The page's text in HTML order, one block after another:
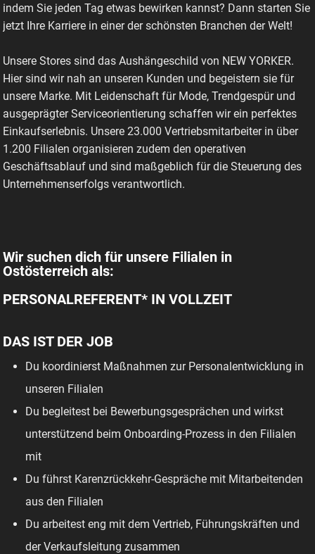
indem Sie jeden Tag etwas bewirken kannst? Dann starten Sie
jetzt Ihre Karriere in einer der schönsten Branchen der Welt!
Unsere Stores sind das Aushängeschild von NEW YORKER.
Hier sind wir nah an unseren Kunden und begeistern sie für
unsere Marke. Mit Leidenschaft für Mode, Trendgespür und
ausgeprägter Serviceorientierung schaffen wir ein perfektes
Einkaufserlebnis. Unsere 23.000 Vertriebsmitarbeiter in über
1.200 Filialen organisieren zudem den operativen
Geschäftsablauf und sind maßgeblich für die Steuerung des
Unternehmenserfolgs verantwortlich.
Wir suchen dich für unsere Filialen in
Ostösterreich als:
PERSONALREFERENT* IN VOLLZEIT
DAS IST DER JOB
Du koordinierst Maßnahmen zur Personalentwicklung in
unseren Filialen
Du begleitest bei Bewerbungsgesprächen und wirkst
unterstützend beim Onboarding-Prozess in den Filialen
mit
Du führst Karenzrückkehr-Gespräche mit Mitarbeitenden
aus den Filialen
Du arbeitest eng mit dem Vertrieb, Führungskräften und
der Verkaufsleitung zusammen